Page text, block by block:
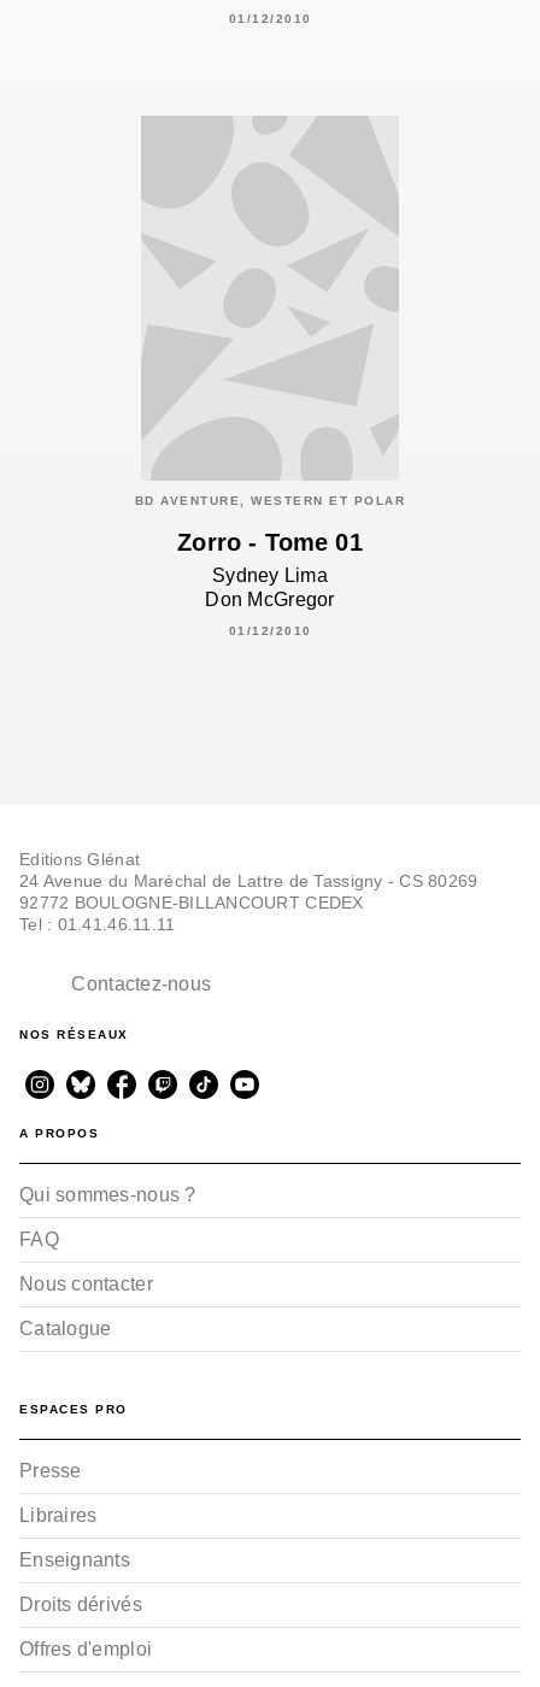
01/12/2010
BD AVENTURE, WESTERN ET POLAR
Zorro - Tome 01
Sydney Lima
Don McGregor
01/12/2010
Editions Glénat
24 Avenue du Maréchal de Lattre de Tassigny - CS 80269
92772 BOULOGNE-BILLANCOURT CEDEX
Tel : 01.41.46.11.11
Contactez-nous
NOS RÉSEAUX
A PROPOS
Qui sommes-nous ?
FAQ
Nous contacter
Catalogue
ESPACES PRO
Presse
Libraires
Enseignants
Droits dérivés
Offres d'emploi